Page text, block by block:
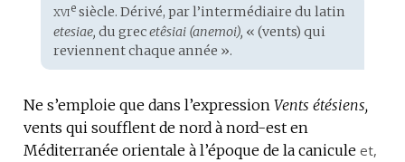
Étymologie
:
xviesiècle. Dérivé, par l’intermédiaire du latin
etesiae, du grecetêsiai (anemoi), « (vents) qui
reviennent chaque année ».
Ne s’emploie que dans l’expression Vents étésiens,
vents qui soufflent de nord à nord-est en
Méditerranée orientale à l’époque de la canicule et,